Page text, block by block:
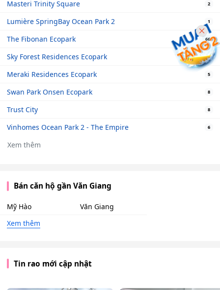
Masteri Trinity Square 2
Lumière SpringBay Ocean Park 2 1
The Fibonan Ecopark 66
Sky Forest Residences Ecopark 2
Meraki Residences Ecopark 5
Swan Park Onsen Ecopark 8
Trust City 8
Vinhomes Ocean Park 2 - The Empire 6
Xem thêm
Bán căn hộ gần Văn Giang
Mỹ Hào
Văn Giang
Xem thêm
Tin rao mới cập nhật